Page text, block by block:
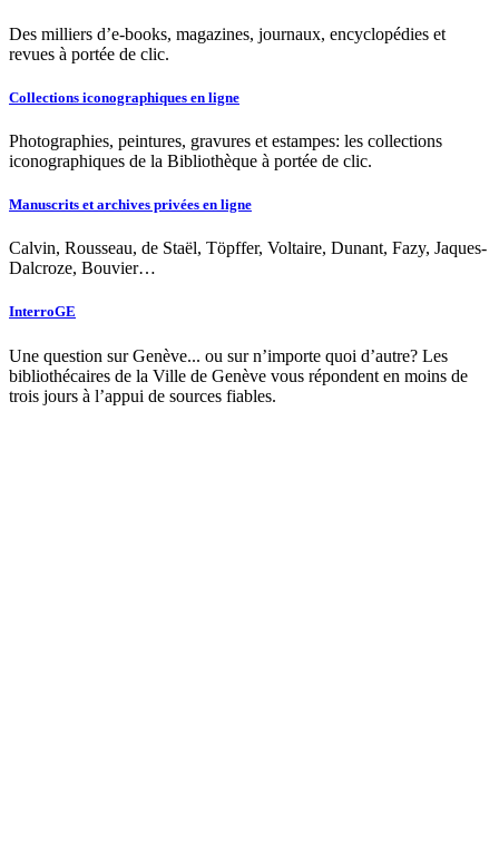
Des milliers d’e-books, magazines, journaux, encyclopédies et
revues à portée de clic.
Collections iconographiques en ligne
Photographies, peintures, gravures et estampes: les collections
iconographiques de la Bibliothèque à portée de clic.
Manuscrits et archives privées en ligne
Calvin, Rousseau, de Staël, Töpffer, Voltaire, Dunant, Fazy, Jaques-
Dalcroze, Bouvier…
InterroGE
Une question sur Genève... ou sur n’importe quoi d’autre? Les
bibliothécaires de la Ville de Genève vous répondent en moins de
trois jours à l’appui de sources fiables.